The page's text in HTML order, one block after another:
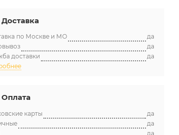
Доставка
по Москве и МО
да
да
доставки
да
Оплата
карты
да
да
да